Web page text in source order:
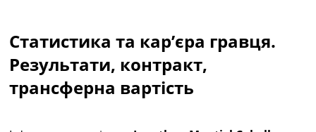
Чемпіонат Світу
Україна. Прем’єр-Ліга
Україна. Перша Ліга
Ліга Чемпіонів
Статистика та кар’єра гравця.
Результати, контракт,
трансферна вартість